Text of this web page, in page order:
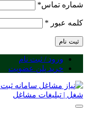
شماره تماس*
کلمه عبور *
ثبت نام
ورود / ثبت نام
خرید پلن عضویت